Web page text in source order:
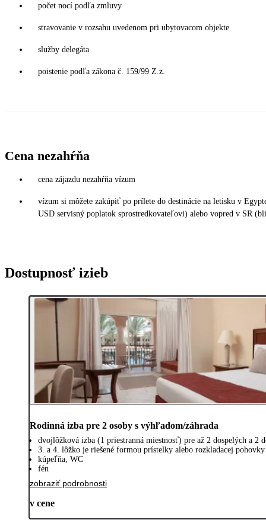
počet nocí podľa zmluvy
stravovanie v rozsahu uvedenom pri ubytovacom objekte
služby delegáta
poistenie podľa zákona č. 159/99 Z.z.
Cena nezahŕňa
cena zájazdu nezahŕňa vízum
vízum si môžete zakúpiť po prílete do destinácie na letisku v
USD servisný poplatok sprostredkovateľovi) alebo vopred v SR
Dostupnosť izieb
Rodinná izba pre 2 osoby s výhľadom/záhrada
dvojlôžková izba (1 priestranná miestnosť) pre až 2 dospelých a 2
3. a 4. lôžko je riešené formou prístelky alebo rozkladacej pohovky
kúpeľňa, WC
fén
zobraziť podrobnosti
v cene